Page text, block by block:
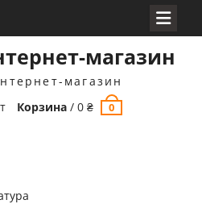
магазин
магазин
Корзина /0₴ 0